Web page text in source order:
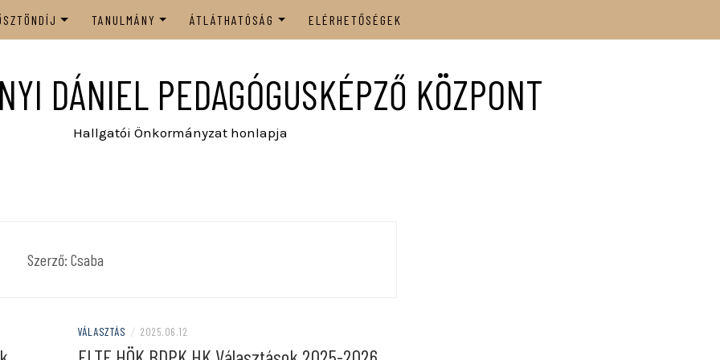
RENDSZERES SZOCIÁLIS
PÁRHUZAMOS KÉPZÉS
SPORTÖSZTÖNDÍJAK
TANULMÁNY
TANSZÉKI/INTÉZETI
ÁTLÁTHATÓSÁG
DOKUMENTUMOK
ELÉRHETŐSÉGEK
DÁNIEL PEDAGÓGUSKÉPZŐ KÖZPONT
Hallgatói Önkormányzat honlapja
Szerző: Csaba
VÁLASZTÁS / 2025.06.12